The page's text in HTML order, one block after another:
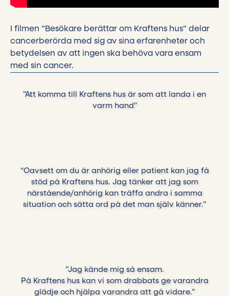
I filmen ”Besökare berättar om Kraftens hus” delar
cancerberörda med sig av sina erfarenheter och
betydelsen av att ingen ska behöva vara ensam
med sin cancer.
”Att komma till Kraftens hus är som att landa i en
varm hand”
“Oavsett om du är anhörig eller patient kan jag få
stöd på Kraftens hus. Jag tänker att jag som
närstående/anhörig kan träffa andra i samma
situation och sätta ord på det man själv känner.”
”Jag kände mig så ensam.
På Kraftens hus kan vi som drabbats ge varandra
glädje och hjälpa varandra att gå vidare.”